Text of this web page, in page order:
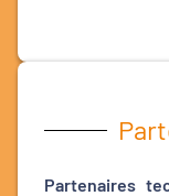
Partenaires